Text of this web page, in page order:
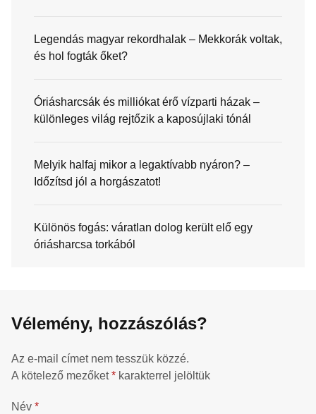
Legendás magyar rekordhalak – Mekkorák voltak,
és hol fogták őket?
Óriásharcsák és milliókat érő vízparti házak –
különleges világ rejtőzik a kaposújlaki tónál
Melyik halfaj mikor a legaktívabb nyáron? –
Időzítsd jól a horgászatot!
Különös fogás: váratlan dolog került elő egy
óriásharcsa torkából
Vélemény, hozzászólás?
Az e-mail címet nem tesszük közzé.
A kötelező mezőket* karakterrel jelöltük
Név *